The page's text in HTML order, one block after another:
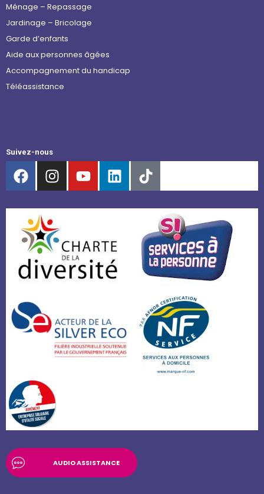
Ménage – Repassage
Jardinage – Bricolage
Garde d’enfants
Aide aux personnes âgées
Accompagnement du handicap
Téléassistance
Suivez-nous
AUDIO ASSISTANCE